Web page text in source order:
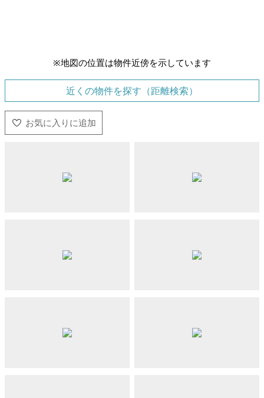
※地図の位置は物件近傍を示しています
近くの物件を探す（距離検索）